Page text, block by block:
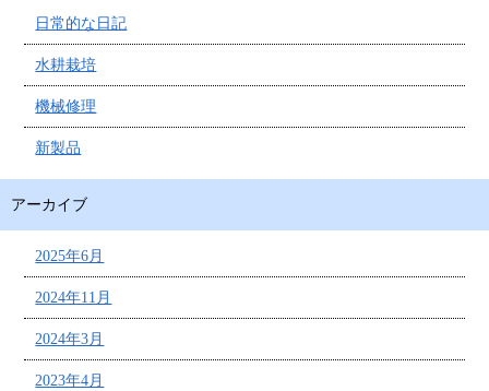
日常的な日記
水耕栽培
機械修理
新製品
アーカイブ
2025年6月
2024年11月
2024年3月
2023年4月